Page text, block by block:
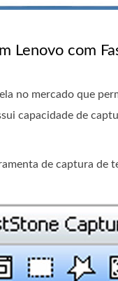
Lenovo com
no mercado que
capacidade de
de captura de